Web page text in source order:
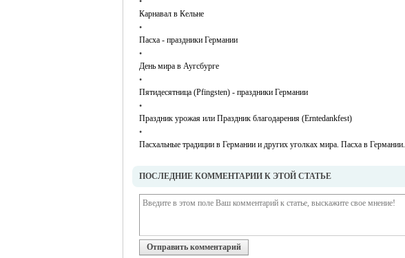
Карнавал в Кельне
•
Пасха - праздники Германии
•
День мира в Аугсбурге
•
Пятидесятница (Pfingsten) - праздники Германии
•
Праздник урожая или Праздник благодарения (Erntedankfest)
•
Пасхальные традиции в Германии и других уголках мира. Пасха в Германии.
ПОСЛЕДНИЕ КОММЕНТАРИИ К ЭТОЙ СТАТЬЕ
Отправить комментарий